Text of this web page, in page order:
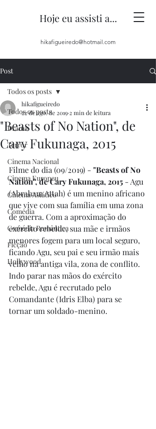
Hoje eu assisti a...
hikafigueiredo@hotmail.com
Post
Todos os posts
Drama
Terror
Cinema Nacional
Cinema Europeu
Cinema Asiático
Comédia
Comédia Romântica
Ficção
Hollywood
Todos os posts
"Beasts of No Nation", de
Cary Fukunaga, 2015
hikafigueiredo
22 de ago. de 2019 2 min de leitura
Filme do dia (09/2019) - "Beasts of No
Nation", de Cary Fukunaga, 2015 - Agu
(Abraham Attah) é um menino africano
que vive com sua família em uma zona
de guerra. Com a aproximação do
exército rebelde, sua mãe e irmãos
menores fogem para um local seguro,
ficando Agu, seu pai e seu irmão mais
velho na antiga vila, zona de conflito.
Indo parar nas mãos do exército
rebelde, Agu é recrutado pelo
Comandante (Idris Elba) para se
tornar um soldado-menino.